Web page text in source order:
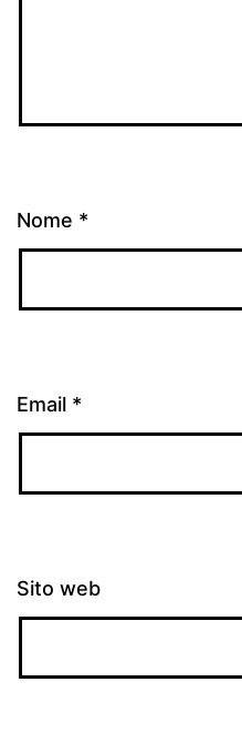
Nome *
Email *
Sito web